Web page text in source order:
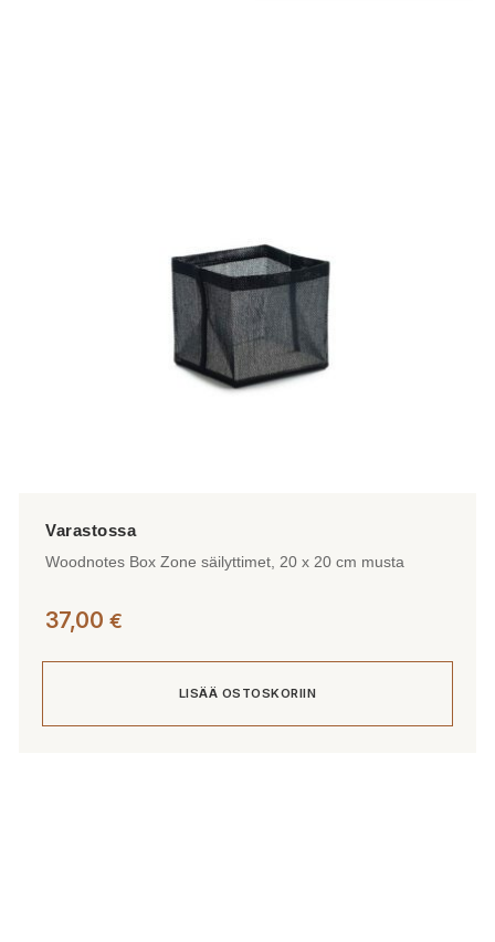
Woodnotes Box Zone säilyttimet, 20 x 20 cm musta
37,00 €
LISÄÄ OSTOSKORIIN